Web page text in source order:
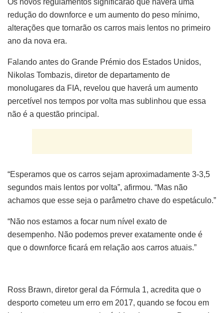
redução do downforce e um aumento do peso mínimo,
alterações que tornarão os carros mais lentos no primeiro
ano da nova era.
Falando antes do Grande Prémio dos Estados Unidos,
Nikolas Tombazis, diretor de departamento de
monolugares da FIA, revelou que haverá um aumento
percetível nos tempos por volta mas sublinhou que essa
não é a questão principal.
“Esperamos que os carros sejam aproximadamente 3-3,5
segundos mais lentos por volta”, afirmou. “Mas não
achamos que esse seja o parâmetro chave do espetáculo.”
“Não nos estamos a focar num nível exato de
desempenho. Não podemos prever exatamente onde é
que o downforce ficará em relação aos carros atuais.”
Ross Brawn, diretor geral da Fórmula 1, acredita que o
desporto cometeu um erro em 2017, quando se focou em